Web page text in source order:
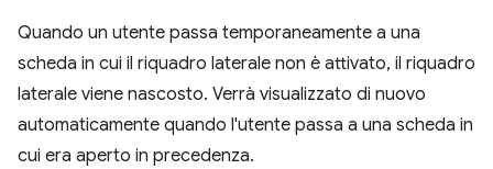
Quando un utente passa temporaneamente a una
scheda in cui il riquadro laterale non è attivato, il riquadro
laterale viene nascosto. Verrà visualizzato di nuovo
automaticamente quando l'utente passa a una scheda in
cui era aperto in precedenza.